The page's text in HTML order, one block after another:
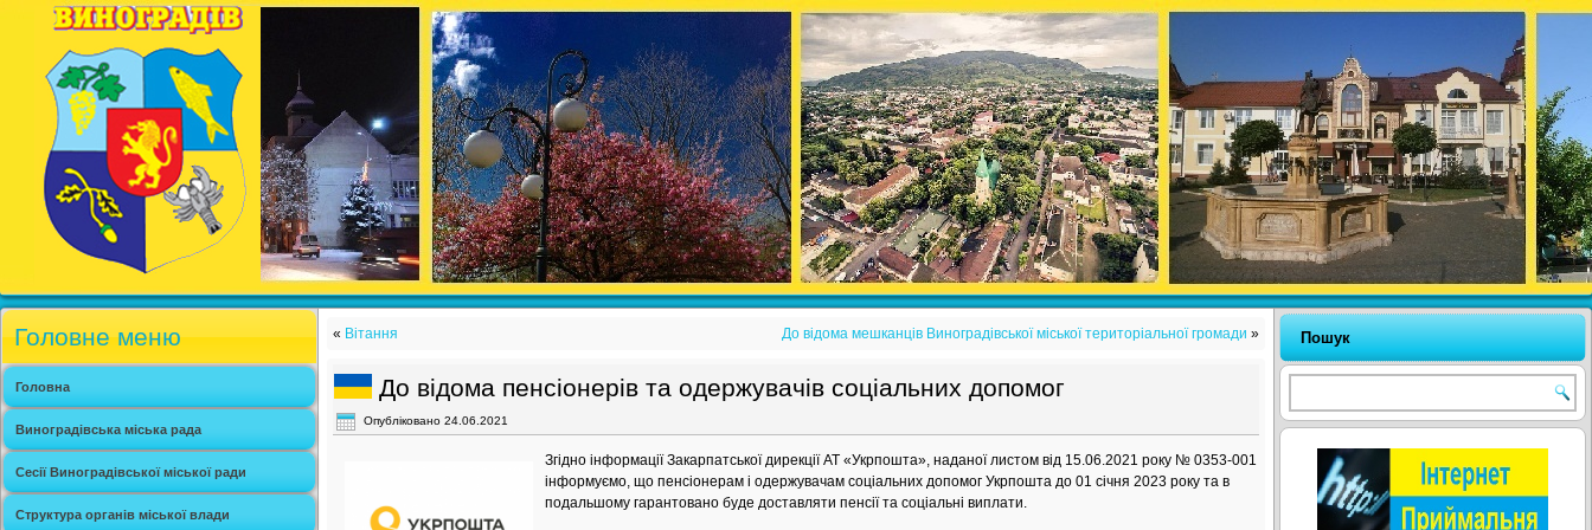
Головне меню
Головна
Виноградівська міська рада
Сесії Виноградівської міської ради
Структура органів міської влади
« Вітання До відома мешканців Виноградівської міської територіальної громади »
До відома пенсіонерів та одержувачів соціальних допомог
Опубліковано 24.06.2021
Згідно інформації Закарпатської дирекції АТ «Укрпошта», наданої листом від 15.06.2021 року № 0353-001
інформуємо, що пенсіонерам і одержувачам соціальних допомог Укрпошта до 01 січня 2023 року та в
подальшому гарантовано буде доставляти пенсії та соціальні виплати.
Пошук